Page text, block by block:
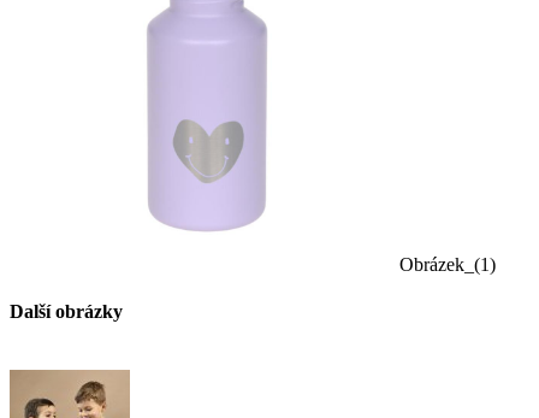
Obrázek_(1)
Další obrázky